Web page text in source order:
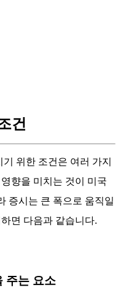
건
위한 조건은 여러 가지
향을 미치는 것이 미국
증시는 큰 폭으로 움직일
면 다음과 같습니다.
주는 요소